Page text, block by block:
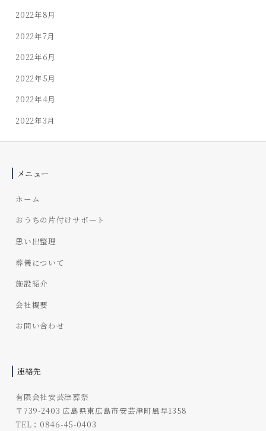
2022年8月
2022年7月
2022年6月
2022年5月
2022年4月
2022年3月
メニュー
ホーム
おうちの片付けサポート
思い出整理
葬儀について
施設紹介
会社概要
お問い合わせ
連絡先
有限会社安芸津葬祭
〒739-2403 広島県東広島市安芸津町風早1358
TEL：0846-45-0403